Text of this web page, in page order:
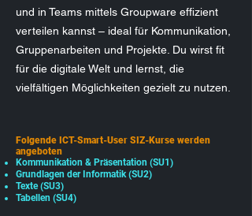
und in Teams mittels Groupware effizient
verteilen kannst – ideal für Kommunikation,
Gruppenarbeiten und Projekte. Du wirst fit
für die digitale Welt und lernst, die
vielfältigen Möglichkeiten gezielt zu nutzen.
Folgende ICT-Smart-User SIZ-Kurse werden
angeboten
Kommunikation & Präsentation (SU1)
Grundlagen der Informatik (SU2)
​Texte (SU3)
Tabellen (SU4)